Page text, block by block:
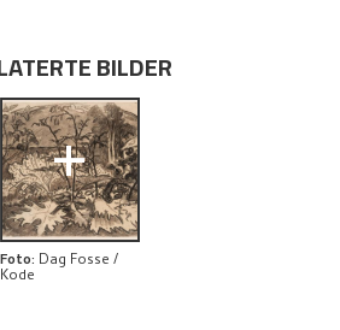
BILDER
+
Foto: Dag Fosse /
Kode